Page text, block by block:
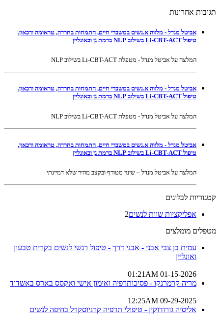
תגובות אחרונות
אביטל מנדל - מלווה א.נשים במשברי חיים, התמחות בחרדה, טראומה ודכאון.
טיפול Li-CBT-ACT בשילוב NLP ברמת גן ובאונליין
המלצה על אביטל מנדל - מטפלת Li-CBT-ACT בשילוב NLP
אביטל מנדל - מלווה א.נשים במשברי חיים, התמחות בחרדה, טראומה ודכאון.
טיפול Li-CBT-ACT בשילוב NLP ברמת גן ובאונליין
המלצה על אביטל מנדל - מטפלת Li-CBT-ACT בשילוב NLP
אביטל מנדל - מלווה א.נשים במשברי חיים, התמחות בחרדה, טראומה ודכאון.
טיפול Li-CBT-ACT בשילוב NLP ברמת גן ובאונליין
המלצה על אביטל מנדל – שינוי מטורף ובקצב מהיר שלא דמיינתי
קטגוריות לבלוגים
אפליקציות שוות לנשים2
מטפלים מומלצים
עמית בן צבי אבני - אבני דרך - טיפול רגשי לנשים בקרית טבעון
ואונליין
01-15-2026 01:21AM
מריה קרמרנקו - פסיכותרפיה ואימון אישי ואקסס בארס באשדוד
09-29-2025 12:25AM
אליסיה גורודוקין - טיפולי תרפיה קרניוסקרל בחיפה לנשים